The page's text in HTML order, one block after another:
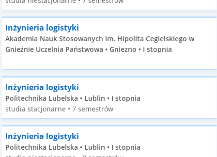
Inżynieria logistyki
Akademia Nauk Stosowanych im. Hipolita Cegielskiego w
Gnieźnie Uczelnia Państwowa • Gniezno • I stopnia
Inżynieria logistyki
Politechnika Lubelska • Lublin • I stopnia
studia stacjonarne • 7 semestrów
Inżynieria logistyki
Politechnika Lubelska • Lublin • I stopnia